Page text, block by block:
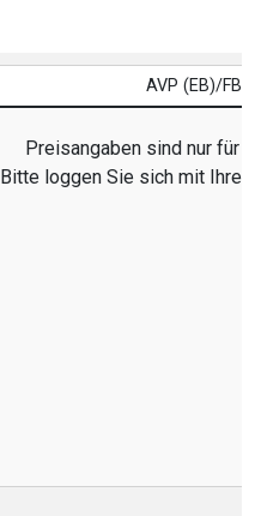
AVP (EB)/FB
Preisangaben sind nur für
Bitte loggen Sie sich mit